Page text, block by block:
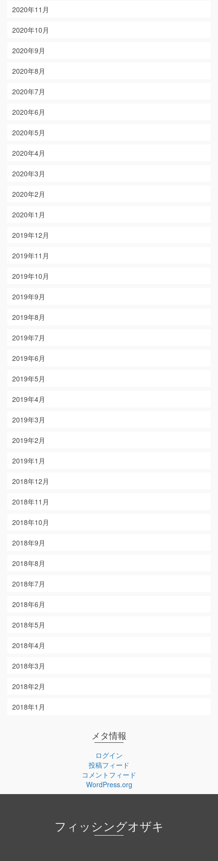
2020年11月
2020年10月
2020年9月
2020年8月
2020年7月
2020年6月
2020年5月
2020年4月
2020年3月
2020年2月
2020年1月
2019年12月
2019年11月
2019年10月
2019年9月
2019年8月
2019年7月
2019年6月
2019年5月
2019年4月
2019年3月
2019年2月
2019年1月
2018年12月
2018年11月
2018年10月
2018年9月
2018年8月
2018年7月
2018年6月
2018年5月
2018年4月
2018年3月
2018年2月
2018年1月
メタ情報
ログイン
投稿フィード
コメントフィード
WordPress.org
フィッシングオザキ